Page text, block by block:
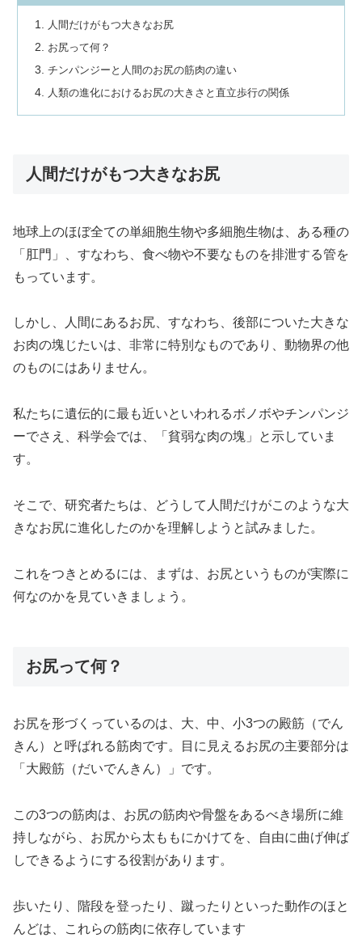
人間だけがもつ大きなお尻
お尻って何？
チンパンジーと人間のお尻の筋肉の違い
人類の進化におけるお尻の大きさと直立歩行の関係
人間だけがもつ大きなお尻
地球上のほぼ全ての単細胞生物や多細胞生物は、ある種の
「肛門」、すなわち、食べ物や不要なものを排泄する管を
もっています。
しかし、人間にあるお尻、すなわち、後部についた大きな
お肉の塊じたいは、非常に特別なものであり、動物界の他
のものにはありません。
私たちに遺伝的に最も近いといわれるボノボやチンパンジ
ーでさえ、科学会では、「貧弱な肉の塊」と示していま
す。
そこで、研究者たちは、どうして人間だけがこのような大
きなお尻に進化したのかを理解しようと試みました。
これをつきとめるには、まずは、お尻というものが実際に
何なのかを見ていきましょう。
お尻って何？
お尻を形づくっているのは、大、中、小3つの殿筋（でん
きん）と呼ばれる筋肉です。目に見えるお尻の主要部分は
「大殿筋（だいでんきん）」です。
この3つの筋肉は、お尻の筋肉や骨盤をあるべき場所に維
持しながら、お尻から太ももにかけてを、自由に曲げ伸ば
しできるようにする役割があります。
歩いたり、階段を登ったり、蹴ったりといった動作のほと
んどは、これらの筋肉に依存しています